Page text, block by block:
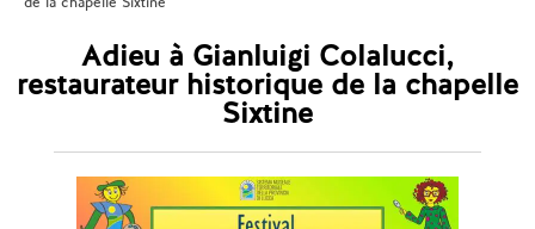
Adieu à Gianluigi Colalucci,
restaurateur historique de la chapelle
Sixtine